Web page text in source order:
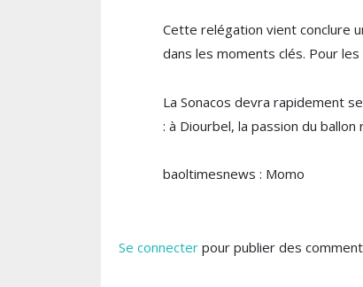
Cette relégation vient conclure
dans les moments clés. Pour
La Sonacos devra rapidement
: à Diourbel, la passion du
baoltimesnews : Momo
Se connecter pour publier des